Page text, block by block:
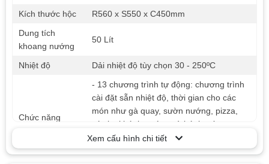
Kích thước hộc
R560 x S550 x C450mm
Dung tích
khoang nướng
50 Lít
Nhiệt độ Dải nhiệt độ tùy chọn 30 - 250ºC
Chức năng
- 13 chương trình tự động: chương trình
cài đặt sẵn nhiệt độ, thời gian cho các
món như gà quay, sườn nướng, pizza,
các loại bánh nướng và bánh mỳ...
- 05 mức công suất vi sóng -Chức năng
rã đông
Xem cấu hình chi tiết